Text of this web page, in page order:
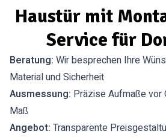
Haustür mit
Service für
Beratung: Wir besprechen Ihre
Material und Sicherheit
Ausmessung: Präzise Aufmaße vor
Maß
Angebot: Transparente